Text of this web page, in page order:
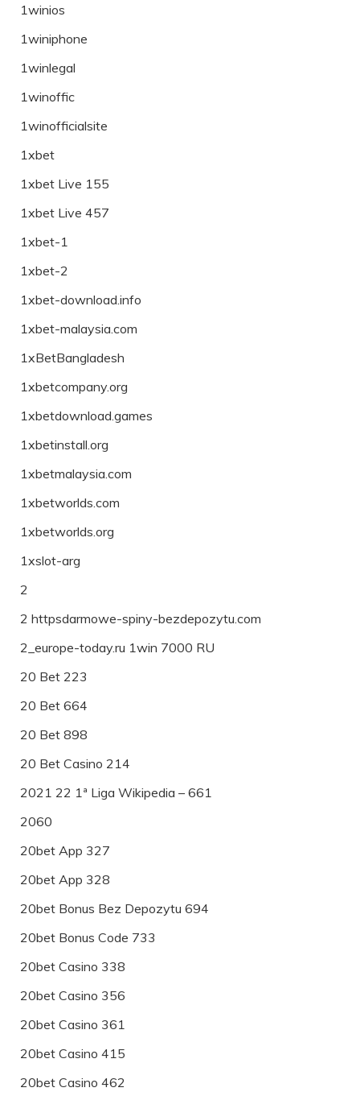
1winios
1winiphone
1winlegal
1winoffic
1winofficialsite
1xbet
1xbet Live 155
1xbet Live 457
1xbet-1
1xbet-2
1xbet-download.info
1xbet-malaysia.com
1xBetBangladesh
1xbetcompany.org
1xbetdownload.games
1xbetinstall.org
1xbetmalaysia.com
1xbetworlds.com
1xbetworlds.org
1xslot-arg
2
2 httpsdarmowe-spiny-bezdepozytu.com
2_europe-today.ru 1win 7000 RU
20 Bet 223
20 Bet 664
20 Bet 898
20 Bet Casino 214
2021 22 1ª Liga Wikipedia – 661
2060
20bet App 327
20bet App 328
20bet Bonus Bez Depozytu 694
20bet Bonus Code 733
20bet Casino 338
20bet Casino 356
20bet Casino 361
20bet Casino 415
20bet Casino 462